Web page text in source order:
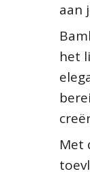
aan
het
Met